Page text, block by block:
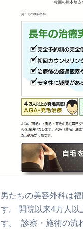
男たちの美容外科は
す。 開院以来4万人
す。 診察・施術の流